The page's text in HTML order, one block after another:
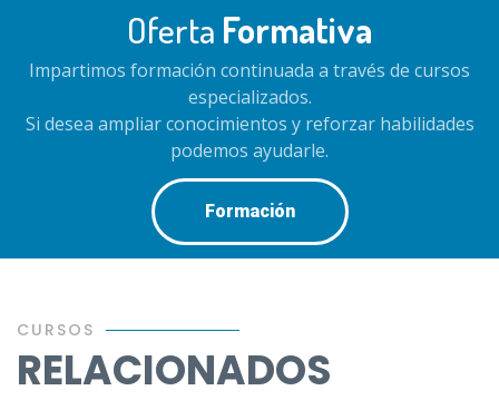
Oferta Formativa
Impartimos formación continuada a través de cursos
especializados.
Si desea ampliar conocimientos y reforzar habilidades
podemos ayudarle.
Formación
CURSOS
RELACIONADOS